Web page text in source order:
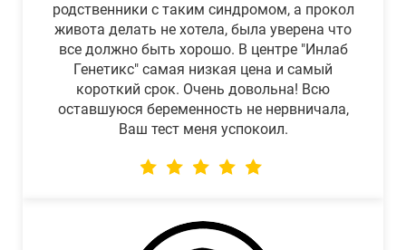
родственники с таким синдромом, а прокол
живота делать не хотела, была уверена что
все должно быть хорошо. В центре "Инлаб
Генетикс" самая низкая цена и самый
короткий срок. Очень довольна! Всю
оставшуюся беременность не нервничала,
Ваш тест меня успокоил.